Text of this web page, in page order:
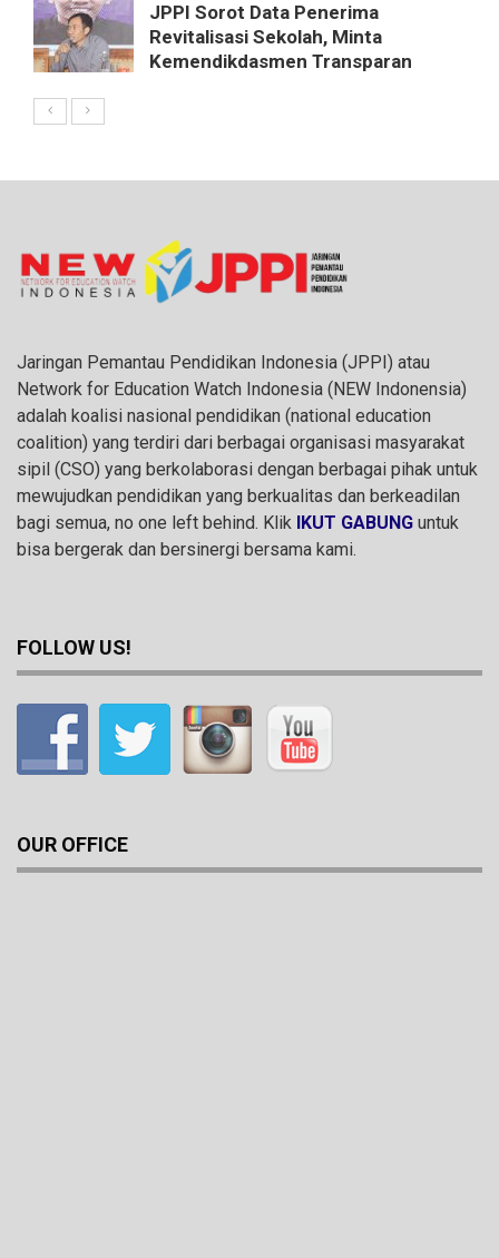
JPPI Sorot Data Penerima
Revitalisasi Sekolah, Minta
Kemendikdasmen Transparan
Jaringan Pemantau Pendidikan Indonesia (JPPI) atau
Network for Education Watch Indonesia (NEW Indonensia)
adalah koalisi nasional pendidikan (national education
coalition) yang terdiri dari berbagai organisasi masyarakat
sipil (CSO) yang berkolaborasi dengan berbagai pihak untuk
mewujudkan pendidikan yang berkualitas dan berkeadilan
bagi semua, no one left behind. Klik IKUT GABUNG untuk
bisa bergerak dan bersinergi bersama kami.
FOLLOW US!
OUR OFFICE